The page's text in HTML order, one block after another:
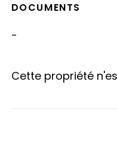
DOCUMENTS
-
Cette propriété